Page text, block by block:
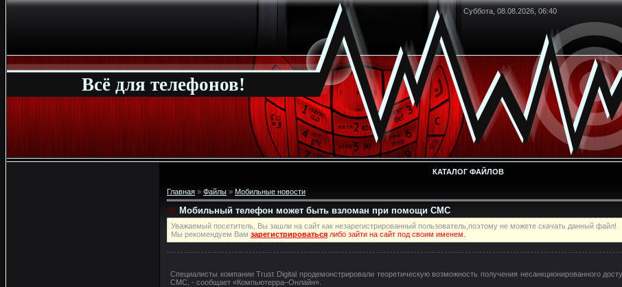
Суббота, 08.08.2026, 06:40
Всё для телефонов!
КАТАЛОГ ФАЙЛОВ
Главная » Файлы » Мобильные новости
Мобильный телефон может быть взломан при помощи СМС
Уважаемый посетитель, Вы зашли на сайт как незарегистрированный пользователь,поэтому не можете скачать данный файл!
Мы рекомендуем Вам зарегистрироваться либо зайти на сайт под своим именем.
Специалисты компании Trust Digital продемонстрировали теоретическую возможность получения несанкционированного
СМС, - сообщает «Компьютерра–Онлайн».